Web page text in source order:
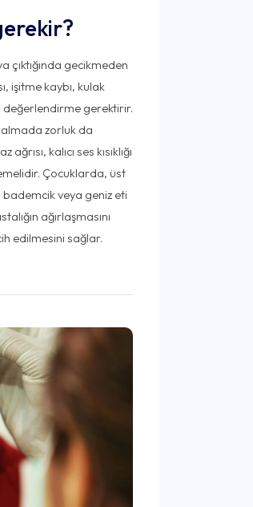
gecikmeden
işitme kaybı, kulak
değerlendirme gerektirir.
almada zorluk da
kalıcı ses kısıklığı
Çocuklarda, üst
veya geniz eti
ağırlaşmasını
edilmesini sağlar.